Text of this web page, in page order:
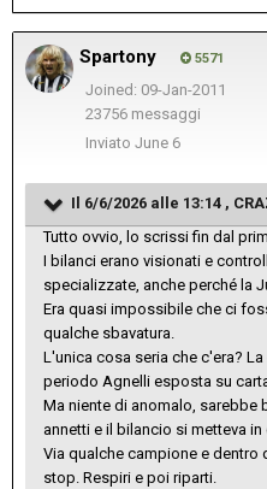
Spartony 5571
Joined: 09-Jan-2011
23756 messaggi
Inviato June 6
Il 6/6/2026 alle 13:14 ,
Tutto ovvio, lo scrissi fin dal
I bilanci erano visionati e
specializzate, anche perché la
Era quasi impossibile che ci
qualche sbavatura.
L'unica cosa seria che c'era?
periodo Agnelli esposta su
Ma niente di anomalo, sarebbe
annetti e il bilancio si metteva in
Via qualche campione e
stop. Respiri e poi riparti.